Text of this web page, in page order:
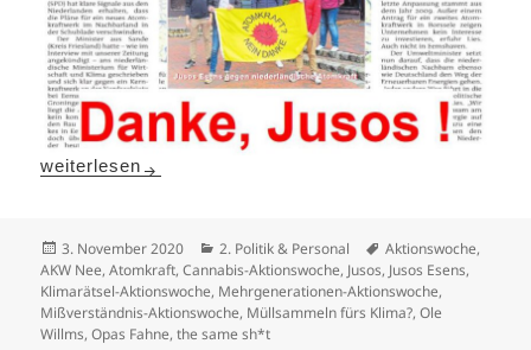
Juso-Aktionswochen verlängert!
weiterlesen
Veröffentlicht
am
3. November 2020 Kategorien
2. Politik & Personal Schlagwörter
Aktionswoche,
AKW Nee,Atomkraft,Cannabis-Aktionswoche, Jusos, Jusos Esens,
Klimarätsel-Aktionswoche, Mehrgenerationen-Aktionswoche,
Mißverständnis-Aktionswoche, Müllsammeln fürs Klima?,Ole
Willms,Opas Fahne,the same sh*t